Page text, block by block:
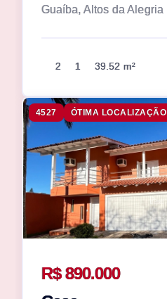
Guaíba, Altos da Alegria
2 1 39.52 m²
4527 ÓTIMA LOCALIZAÇÃO
R$ 890.000